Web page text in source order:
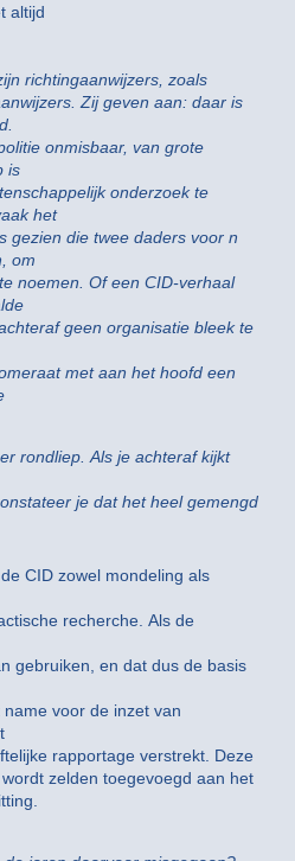
altijd
richtingaanwijzers, zoals
Zij geven aan: daar is
onmisbaar, van grote
is
onderzoek te
het
gezien die twee daders voor n
om
noemen. Of een CID-verhaal
geen organisatie bleek te
met aan het hoofd een
rondliep. Als je achteraf kijkt
je dat het heel gemengd
CID zowel mondeling als
recherche. Als de
gebruiken, en dat dus de basis
voor de inzet van
rapportage verstrekt. Deze
zelden toegevoegd aan het